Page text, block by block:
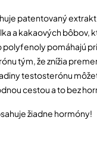
patentovaný
a kakaových bôbov,
polyfenoly pomáhajú
tým, že znížia
testosterónu
cestou a to bez
žiadne hormóny!